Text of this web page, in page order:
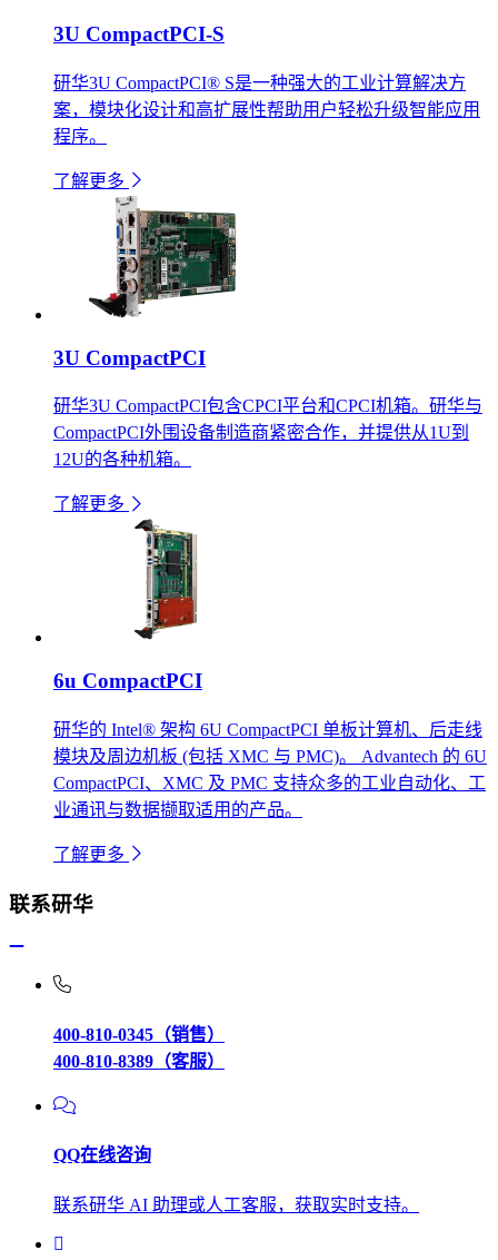
3U CompactPCI-S
研华3U CompactPCI® S是一种强大的工业计算解决方
案，模块化设计和高扩展性帮助用户轻松升级智能应用
程序。
了解更多
3U CompactPCI
研华3U CompactPCI包含CPCI平台和CPCI机箱。研华与
CompactPCI外围设备制造商紧密合作，并提供从1U到
12U的各种机箱。
了解更多
6u CompactPCI
研华的 Intel® 架构 6U CompactPCI 单板计算机、后走线
模块及周边机板 (包括 XMC 与 PMC)。 Advantech 的 6U
CompactPCI、XMC 及 PMC 支持众多的工业自动化、工
业通讯与数据撷取适用的产品。
了解更多
联系研华
400-810-0345（销售）
400-810-8389（客服）
QQ在线咨询
联系研华 AI 助理或人工客服，获取实时支持。